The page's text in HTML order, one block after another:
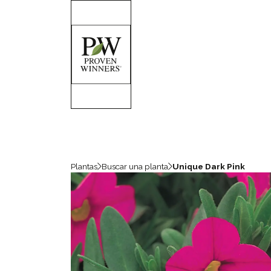
Plantas Buscar una planta Unique Dark Pink